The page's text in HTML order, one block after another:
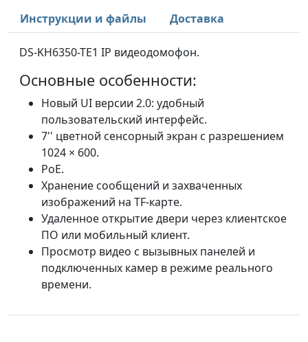
Инструкции и файлы
Доставка
DS-KH6350-TE1 IP видеодомофон.
Основные особенности:
Новый UI версии 2.0: удобный
пользовательский интерфейс.
7'' цветной сенсорный экран с разрешением
1024 × 600.
PoE.
Хранение сообщений и захваченных
изображений на TF-карте.
Удаленное открытие двери через клиентское
ПО или мобильный клиент.
Просмотр видео с вызывных панелей и
подключенных камер в режиме реального
времени.